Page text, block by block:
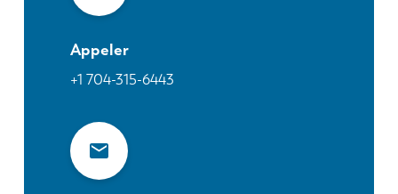
Appeler
+1 704-315-6443